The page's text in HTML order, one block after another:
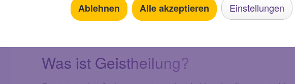
FAQ zuGeist
Was ist Geistheilung?
Ablehnen Alle akzeptieren Einstellungen